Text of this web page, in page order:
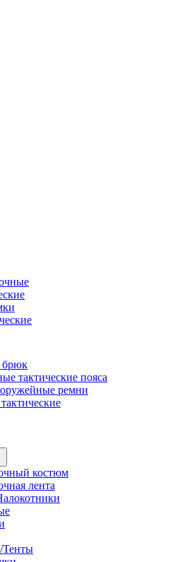
брюк
тактические пояса
ремни
костюм
лента
Тенты